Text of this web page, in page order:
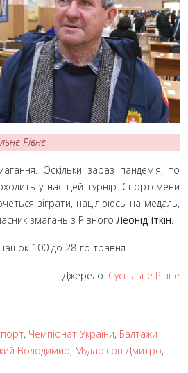
Рівне
Оскільки зараз пандемія, то
у нас цей турнір. Спортсмени
зіграти, націлююсь на медаль,
змагань з Рівного Леонід Іткін
100 до 28-го травня.
Джерело: Суспільне Рівне
, Чемпіонат України, Балтажи
Володимир, Мударісов Дмитро,